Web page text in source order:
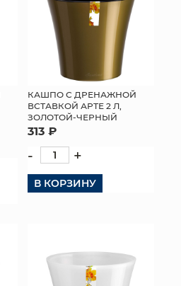
КАШПО С ДРЕНАЖНОЙ
ВСТАВКОЙ АРТЕ 2 Л,
ЗОЛОТОЙ-ЧЕРНЫЙ
313 ₽
- +
В КОРЗИНУ